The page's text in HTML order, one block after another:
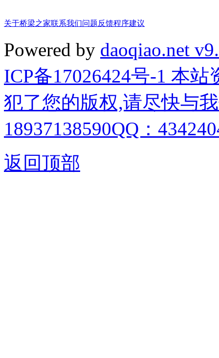
关于桥梁之家联系我们问题反馈程序建议
Powered by daoqiao.net
ICP备17026424号-1 本
犯了您的版权,请尽快与
18937138590QQ：
返回顶部